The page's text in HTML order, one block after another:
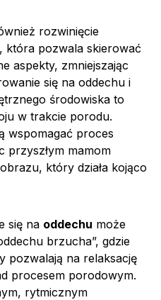
rozwinięcie
, która pozwala skierować
aspekty, zmniejszając
się na oddechu i
środowiska to
w trakcie porodu.
wspomagać proces
przyszłym mamom
który działa kojąco
się na oddechu może
brzucha”, gdzie
pozwalają na relaksację
procesem porodowym.
rytmicznym